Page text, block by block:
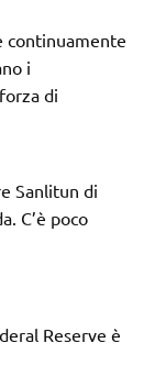
continuamente
i
di
Sanlitun di
C’è poco
Reserve è